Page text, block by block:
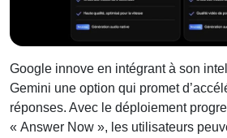
Google innove en intégrant à son
Gemini une option qui promet
réponses. Avec le déploiement
« Answer Now », les utilisateurs